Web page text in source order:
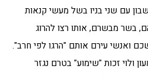
עם שני בניו בשל מעשי קנאות
בשר מבשרם, אותו רצו להרוג
ואנשי עירם אותם "הרגו לפי חרב".
ולוי זכות "שימוע" בטרם נגזר